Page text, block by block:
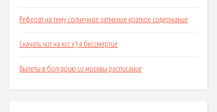
Реферат на тему солнечное затмение краткое содержание
Скачать чит на ксс v34 бессмертие
Вылеты в болгарию из москвы расписание